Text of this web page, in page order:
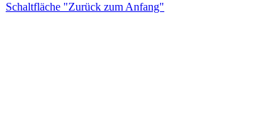
Schaltfläche "Zurück zum Anfang"